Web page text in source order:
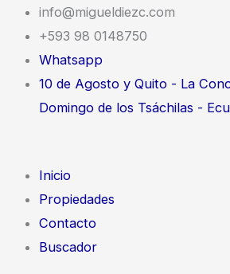
contenido
info@migueldiezc.com
+593 98 0148750
Whatsapp
10 de Agosto y Quito - La
Domingo de los Tsáchilas -
Inicio
Propiedades
Contacto
Buscador